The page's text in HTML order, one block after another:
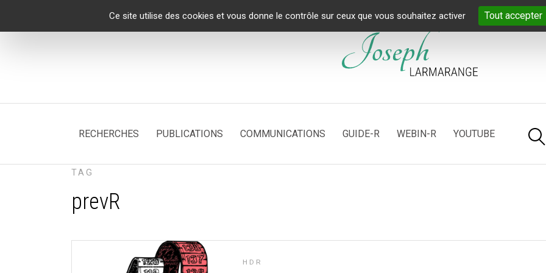
Ce site utilise des cookies et vous donne le contrôle sur ceux que vous souhaitez activer Tout accepter
RECHERCHES PUBLICATIONS COMMUNICATIONS GUIDE-R WEBIN-R YOUTUBE
TAG
prevR
HDR